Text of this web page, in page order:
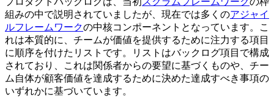
組みの中で説明されていましたが、現在では多くのアジャイ
ルフレームワークの中核コンポーネントとなっています。こ
れは本質的に、チームが価値を提供するために注力する項目
に順序を付けたリストです。リストはバックログ項目で構成
されており、これは関係者からの要望に基づくものや、チー
ム自体が顧客価値を達成するために決めた達成すべき事項の
いずれかに基づいています。